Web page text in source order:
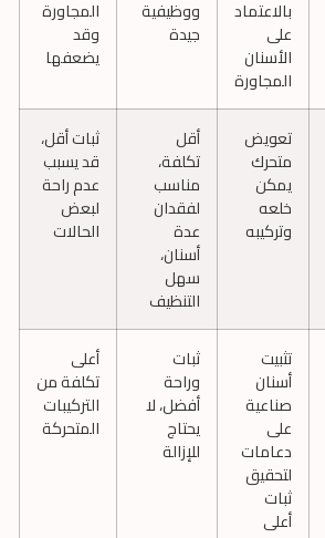
بالاعتماد
على
الأسنان
المجاورة
ووظيفية
جيدة
المجاورة
وقد
يضعفها
تعويض
متحرك
يمكن
خلعه
وتركيبه
أقل
تكلفة،
مناسب
لفقدان
عدة
أسنان،
سهل
التنظيف
ثبات أقل،
قد يسبب
عدم راحة
لبعض
الحالات
تثبيت
أسنان
صناعية
على
دعامات
لتحقيق
ثبات
أعلى
ثبات
وراحة
أفضل، لا
يحتاج
للإزالة
أعلى
تكلفة من
التركيبات
المتحركة